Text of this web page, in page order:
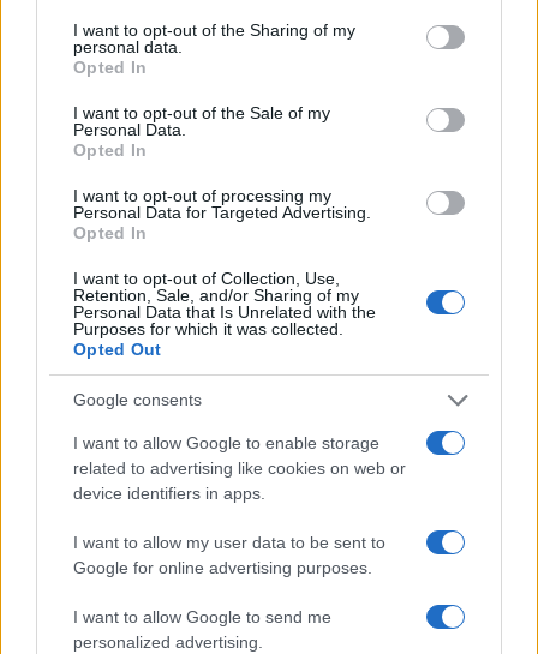
not limited to your visit or usage behaviour. You may click to
grant or deny consent to Google and its third-party tags to
use your data for below specified purposes in below Google
consent section.
I want to opt-out of the Sharing of my
personal data.
Opted In
I want to opt-out of the Sale of my
Personal Data.
Opted In
I want to opt-out of processing my
Personal Data for Targeted Advertising.
Opted In
I want to opt-out of Collection, Use,
Retention, Sale, and/or Sharing of my
Personal Data that Is Unrelated with the
Purposes for which it was collected.
Opted Out
Google consents
I want to allow Google to enable storage
related to advertising like cookies on web or
device identifiers in apps.
I want to allow my user data to be sent to
Google for online advertising purposes.
I want to allow Google to send me
personalized advertising.
Sigue leyendo
NEWS
Brent cae un 8.3% y arrastra a las materias primas en agosto
NEWS